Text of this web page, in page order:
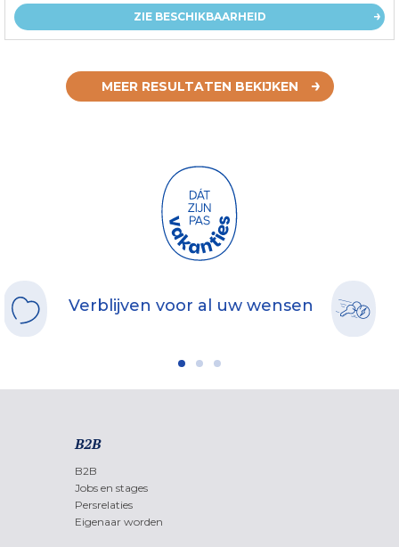
ZIE BESCHIKBAARHEID
MEER RESULTATEN BEKIJKEN
Verblijven voor al uw wensen
B2B
B2B
Jobs en stages
Persrelaties
Eigenaar worden